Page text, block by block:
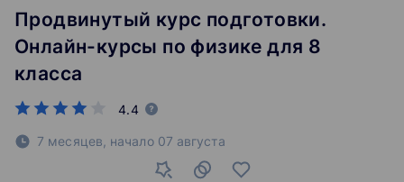
Продвинутый курс подготовки.
Онлайн-курсы по физике для 8
класса
4.4
7 месяцев, начало 07 августа